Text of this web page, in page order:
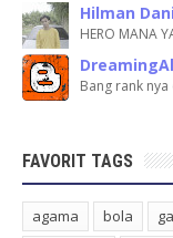
Hilman
HERO MANA
Bang rank
FAVORIT TAGS
agama bola